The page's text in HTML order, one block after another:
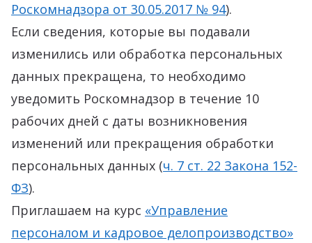
Роскомнадзора от 30.05.2017 № 94).
Если сведения, которые вы подавали
изменились или обработка персональных
данных прекращена, то необходимо
уведомить Роскомнадзор в течение 10
рабочих дней с даты возникновения
изменений или прекращения обработки
персональных данных (ч. 7 ст. 22 Закона 152-
ФЗ).
Приглашаем на курс «Управление
персоналом и кадровое делопроизводство»